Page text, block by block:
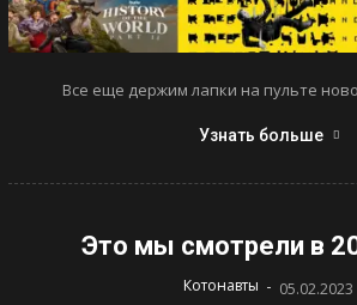
Все еще держим лапки на пульте
Узнать больше
Это мы смотрели в
Котонавты - 05.02.2023